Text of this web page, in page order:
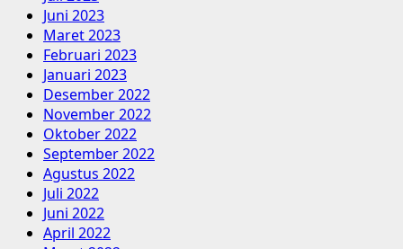
Juni 2023
Maret 2023
Februari 2023
Januari 2023
Desember 2022
November 2022
Oktober 2022
September 2022
Agustus 2022
Juli 2022
Juni 2022
April 2022